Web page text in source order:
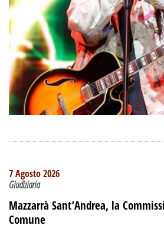
7 Agosto 2026
Giudiziaria
Mazzarrà Sant’Andrea, la
Comune